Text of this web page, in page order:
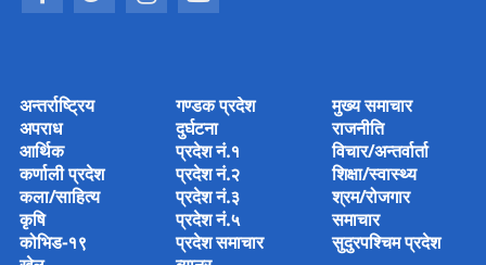
अन्तर्राष्ट्रिय
अपराध
आर्थिक
कर्णाली प्रदेश
कला/साहित्य
कृषि
कोभिड-१९
गण्डक प्रदेश
दुर्घटना
प्रदेश नं.१
प्रदेश नं.२
प्रदेश नं.३
प्रदेश नं.५
प्रदेश समाचार
मुख्य समाचार
राजनीति
विचार/अन्तर्वार्ता
शिक्षा/स्वास्थ्य
श्रम/रोजगार
समाचार
सुदुरपश्चिम प्रदेश